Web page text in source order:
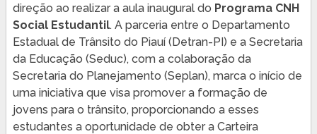
direção ao realizar a aula inaugural do Programa CNH
Social Estudantil. A parceria entre o Departamento
Estadual de Trânsito do Piauí (Detran-PI) e a Secretaria
da Educação (Seduc), com a colaboração da
Secretaria do Planejamento (Seplan), marca o início de
uma iniciativa que visa promover a formação de
jovens para o trânsito, proporcionando a esses
estudantes a oportunidade de obter a Carteira